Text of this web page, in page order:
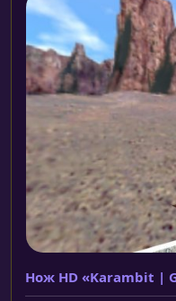
Нож HD «Karambit |